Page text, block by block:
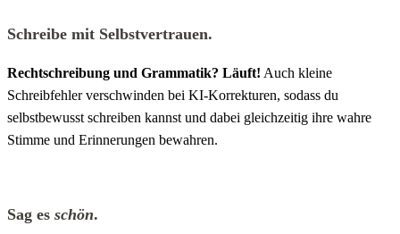
Schreibe mit Selbstvertrauen.
Rechtschreibung und Grammatik? Läuft! Auch kleine
Schreibfehler verschwinden bei KI-Korrekturen, sodass du
selbstbewusst schreiben kannst und dabei gleichzeitig ihre wahre
Stimme und Erinnerungen bewahren.
Sag es schön.